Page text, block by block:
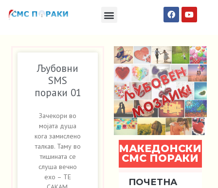
Љубовни
SMS
пораки 01
Зачекори во
мојата душа
кога замислено
талкав. Таму во
тишината се
слуша вечно
ехо – ТЕ
МАКЕДОНСКИ
СМС ПОРАКИ
ПОЧЕТНА